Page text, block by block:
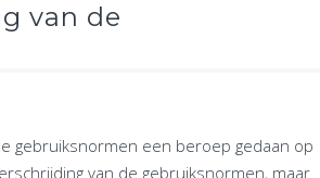
van de
gebruiksnormen een beroep gedaan op
van de gebruiksnormen, maar